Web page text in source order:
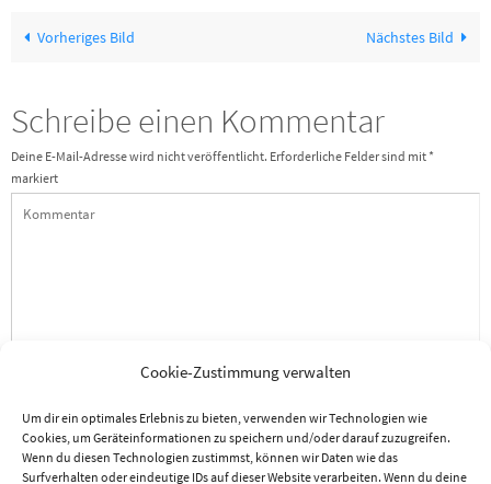
Cookie-Zustimmung verwalten
Um dir ein optimales Erlebnis zu bieten, verwenden wir Technologien wie
Cookies, um Geräteinformationen zu speichern und/oder darauf zuzugreifen.
Wenn du diesen Technologien zustimmst, können wir Daten wie das
Surfverhalten oder eindeutige IDs auf dieser Website verarbeiten. Wenn du deine
Vorheriges Bild Nächstes Bild
Schreibe einen Kommentar
Deine E-Mail-Adresse wird nicht veröffentlicht. Erforderliche Felder sind mit *
markiert
Eigenen Namen, eigene E-Mail-Adresse und eigene Website für die nächste